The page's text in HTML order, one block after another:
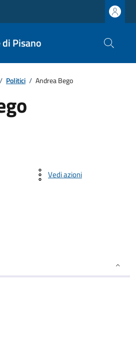
Pisano
/ Politici / Andrea Bego
Vedi azioni